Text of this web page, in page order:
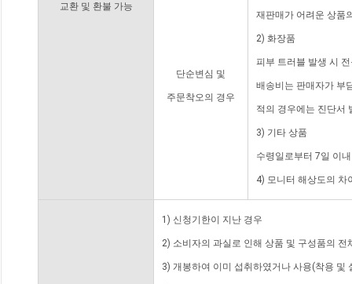
교환 및 환불 가능
단순변심 및
주문착오의 경우
재판매가 어려운 상품
2) 화장품
피부 트러블 발생 시
배송비는 판매자가 부
적의 경우에는 진단서
3) 기타 상품
수령일로부터 7일 이
4) 모니터 해상도의 차
1) 신청기한이 지난 경우
2) 소비자의 과실로 인해 상품 및 구성품의
3) 개봉하여 이미 섭취하였거나 사용(착용 및